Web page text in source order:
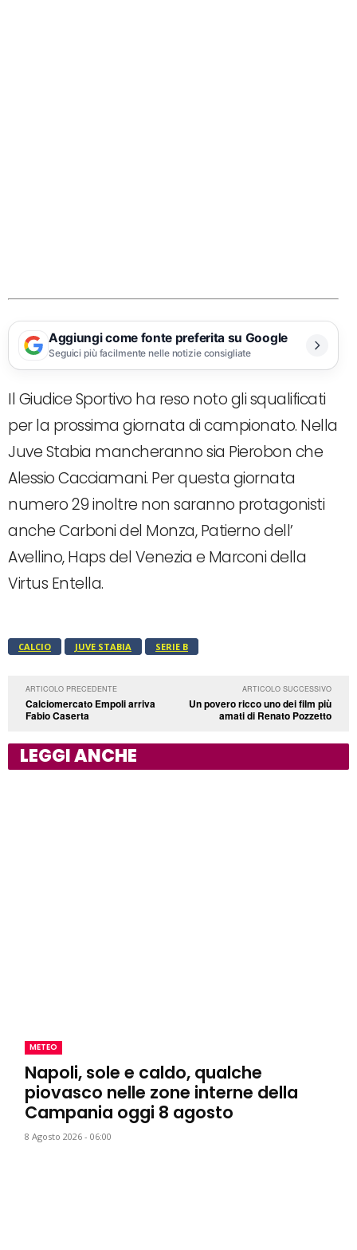
Aggiungi come fonte preferita su Google
Seguici più facilmente nelle notizie consigliate
Il Giudice Sportivo ha reso noto gli squalificati
per la prossima giornata di campionato. Nella
Juve Stabia mancheranno sia Pierobon che
Alessio Cacciamani. Per questa giornata
numero 29 inoltre non saranno protagonisti
anche Carboni del Monza, Patierno dell’
Avellino, Haps del Venezia e Marconi della
Virtus Entella.
CALCIO JUVE STABIA SERIE B
ARTICOLO PRECEDENTE
Calciomercato Empoli arriva
Fabio Caserta
ARTICOLO SUCCESSIVO
Un povero ricco uno dei film più
amati di Renato Pozzetto
LEGGI ANCHE
METEO
Napoli, sole e caldo, qualche
piovasco nelle zone interne della
Campania oggi 8 agosto
8 Agosto 2026 - 06:00